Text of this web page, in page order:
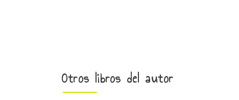
Otros libros del autor